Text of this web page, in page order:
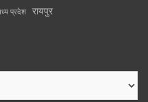
प्रदेश रायपुर